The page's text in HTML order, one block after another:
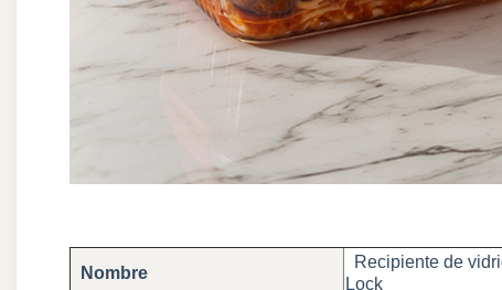
Nombre
Recipiente de
Lock